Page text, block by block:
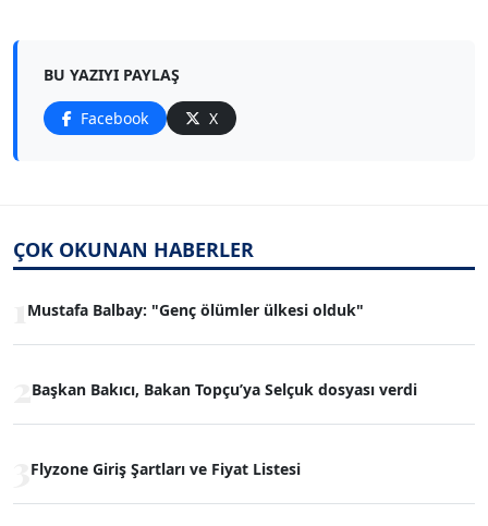
BU YAZIYI PAYLAŞ
Facebook X
ÇOK OKUNAN HABERLER
Mustafa Balbay: "Genç ölümler ülkesi olduk"
Başkan Bakıcı, Bakan Topçu’ya Selçuk dosyası verdi
Flyzone Giriş Şartları ve Fiyat Listesi